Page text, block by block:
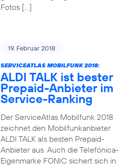
Fotos […]
19. Februar 2018
SERVICEATLAS MOBILFUNK 2018:
ALDI TALK ist bester
Prepaid-Anbieter im
Service-Ranking
Der ServiceAtlas Mobilfunk 2018
zeichnet den Mobilfunkanbieter
ALDI TALK als besten Prepaid-
Anbieter aus. Auch die Telefónica-
Eigenmarke FONIC sichert sich in